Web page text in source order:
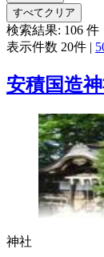
すべてクリア
検索結果: 106 件
表示件数 20件 |
安積国造
神社